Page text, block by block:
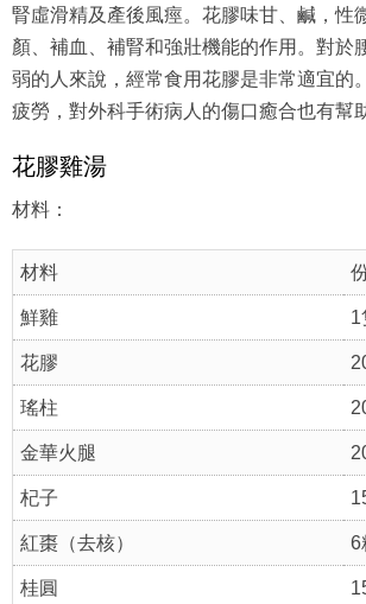
腎虛滑精及產後風痙。花膠味甘、鹹，性
顏、補血、補腎和強壯機能的作用。對於
弱的人來說，經常食用花膠是非常適宜的
疲勞，對外科手術病人的傷口癒合也有幫
花膠雞湯
材料：
材料
鮮雞 1
花膠
瑤柱
金華火腿
杞子
紅棗（去核） 6
桂圓